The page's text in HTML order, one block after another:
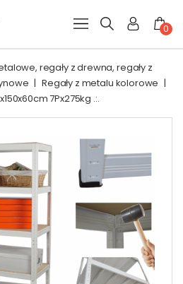
0
regały z drewna, regały z
| Regały z metalu kolorowe |
7Px275kg .:.